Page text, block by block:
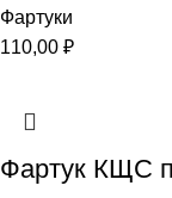
Фартуки
110,00 ₽
Фартук КЩС